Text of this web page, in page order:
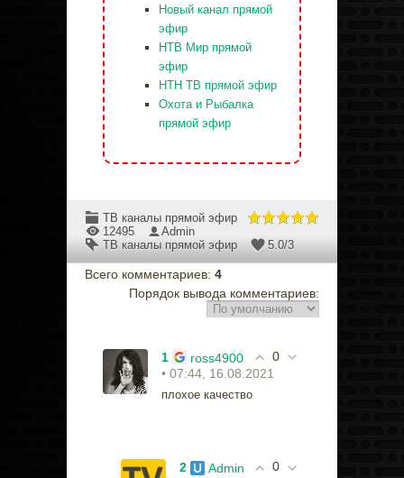
Новый канал прямой
эфир
НТВ Мир прямой
эфир
НТН ТВ прямой эфир
Охота и Рыбалка
прямой эфир
ТВ каналы прямой эфир
12495
Admin
ТВ каналы прямой эфир
5.0/3
Всего комментариев: 4
Порядок вывода комментариев:
0
1
ross4900
• 07:44, 16.08.2021
плохое качество
0
2
Admin